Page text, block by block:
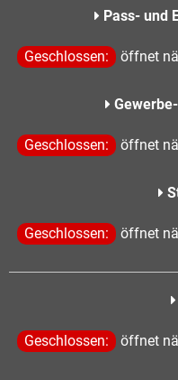
Pass- und
Klicken, um weitere
Geschlossen: öffnet
Klicken, um weitere
Geschlossen: öffnet
Klicken, um weitere
Geschlossen: öffnet
Klicken, um weitere
Geschlossen: öffnet